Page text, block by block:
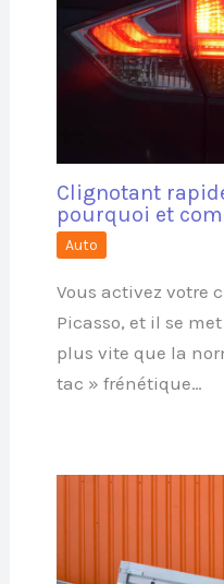
Clignotant
pourquoi et
Auto
Vous activez votre
Picasso, et il se
plus vite que la
tac » frénétique…